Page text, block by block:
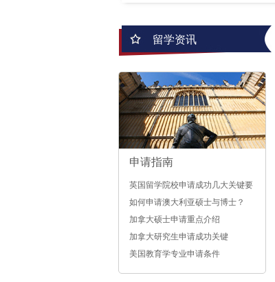
留学资讯
申请指南
英国留学院校申请成功几大关键要
素
如何申请澳大利亚硕士与博士？
加拿大硕士申请重点介绍
加拿大研究生申请成功关键
美国教育学专业申请条件